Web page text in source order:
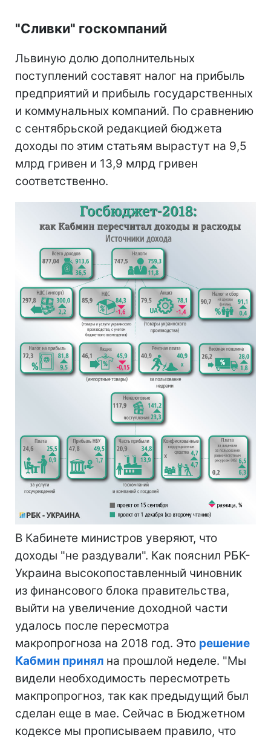
"Сливки" госкомпаний
Львиную долю дополнительных
поступлений составят налог на прибыль
предприятий и прибыль государственных
и коммунальных компаний. По сравнению
с сентябрьской редакцией бюджета
доходы по этим статьям вырастут на 9,5
млрд гривен и 13,9 млрд гривен
соответственно.
В Кабинете министров уверяют, что
доходы "не раздували". Как пояснил РБК-
Украина высокопоставленный чиновник
из финансового блока правительства,
выйти на увеличение доходной части
удалось после пересмотра
макропрогноза на 2018 год. Это решение
Кабмин принял на прошлой неделе. "Мы
видели необходимость пересмотреть
макпропрогноз, так как предыдущий был
сделан еще в мае. Сейчас в Бюджетном
кодексе мы прописываем правило, что